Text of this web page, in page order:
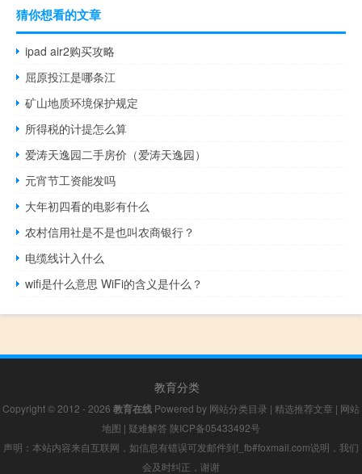
猜你想看的文章
ipad air2购买攻略
屈原投江是哪条江
矿山地质环境保护规定
所得税的计提怎么算
爱涛天逸园二手房价（爱涛天逸园）
元宵节工资能发吗
大年初四看的电影有什么
农村信用社是不是也叫农商银行？
电缆线计入什么
wifi是什么意思 WiFi的含义是什么？
教育分类
Copyright © 2012 - 2026 教育在线 Powered by 网站分类目录 | 精选推荐文章 | 网站
地图 | 疑难解答 陕ICP备05433492号
声明：本站内容来自互联网，如信息有错误可发邮件到f_fb#foxmail.com说明，我们
会及时纠正，谢谢